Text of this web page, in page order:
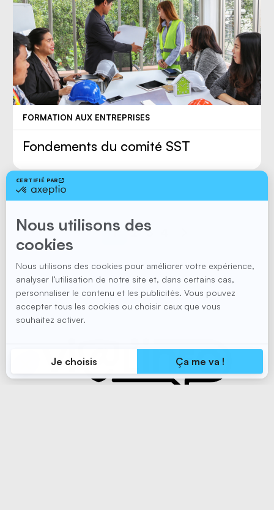
FORMATION AUX ENTREPRISES
Fondements du comité SST
1 2 3